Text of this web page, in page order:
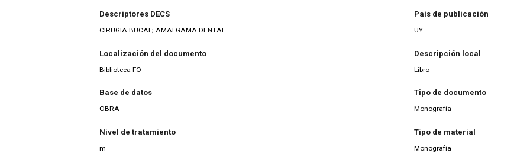
Descriptores DECS
CIRUGIA BUCAL; AMALGAMA DENTAL
Localización del documento
Biblioteca FO
Base de datos
OBRA
Nivel de tratamiento
m
País de publicación
UY
Descripción local
Libro
Tipo de documento
Monografía
Tipo de material
Monografía